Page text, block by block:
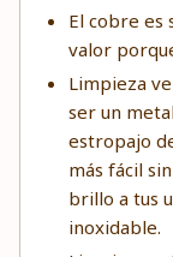
El cobre es
valor
Limpieza
ser un
estropajo
más fácil
brillo a tus
inoxidable.